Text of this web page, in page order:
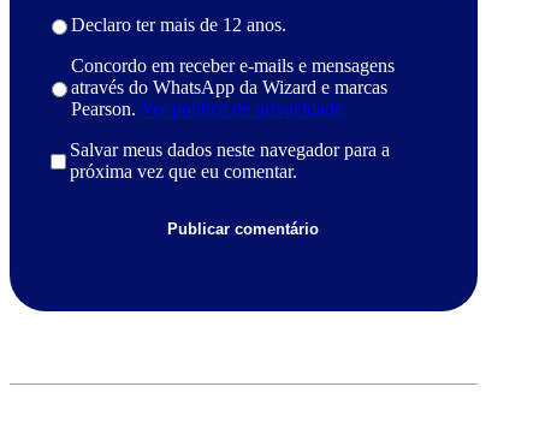
Declaro ter mais de 12 anos.
Concordo em receber e-mails e mensagens
através do WhatsApp da Wizard e marcas
Pearson. Ver política de privacidade.
Salvar meus dados neste navegador para a
próxima vez que eu comentar.